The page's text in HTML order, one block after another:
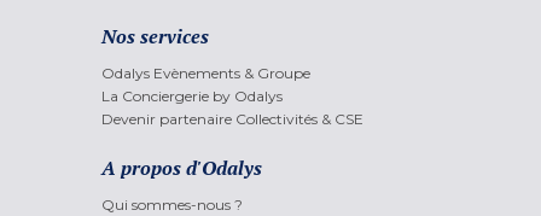
Nos services
Odalys Evènements & Groupe
La Conciergerie by Odalys
Devenir partenaire Collectivités & CSE
A propos d'Odalys
Qui sommes-nous ?